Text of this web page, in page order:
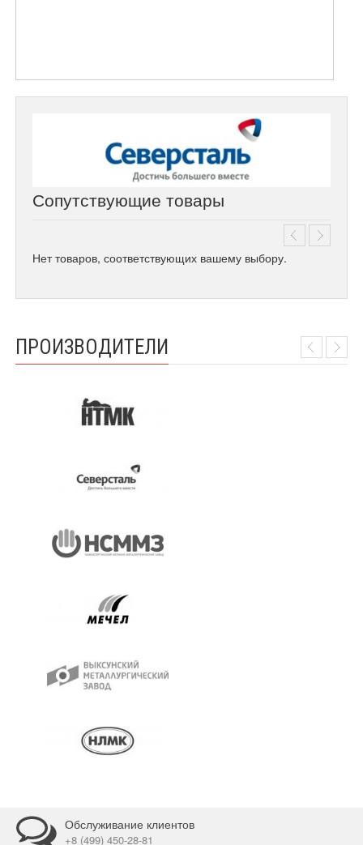
Сопутствующие товары
Нет товаров, соответствующих вашему выбору.
ПРОИЗВОДИТЕЛИ
Обслуживание клиентов
+8 (499) 450-28-81